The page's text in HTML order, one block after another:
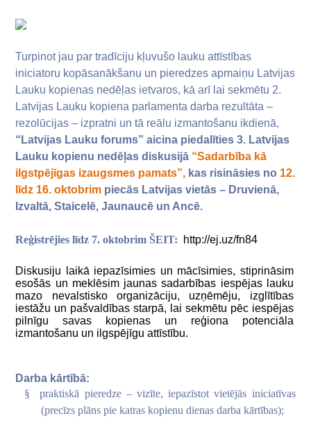
Turpinot jau par tradīciju kļuvušo lauku attīstības
iniciatoru kopāsanākšanu un pieredzes apmaiņu Latvijas
Lauku kopienas nedēļas ietvaros, kā arī lai sekmētu 2.
Latvijas Lauku kopiena parlamenta darba rezultāta –
rezolūcijas – izpratni un tā reālu izmantošanu ikdienā,
“Latvijas Lauku forums” aicina piedalīties 3. Latvijas
Lauku kopienu nedēļas diskusijā “Sadarbība kā
ilgstpējīgas izaugsmes pamats”, kas risināsies no 12.
līdz 16. oktobrim piecās Latvijas vietās – Druvienā,
Izvaltā, Staicelē, Jaunaucē un Ancē.
Reģistrējies līdz 7. oktobrim ŠEIT: http://ej.uz/fn84
Diskusiju laikā iepazīsimies un mācīsimies, stiprināsim
esošās un meklēsim jaunas sadarbības iespējas lauku
mazo nevalstisko organizāciju, uzņēmēju, izglītības
iestāžu un pašvaldības starpā, lai sekmētu pēc iespējas
pilnīgu savas kopienas un reģiona potenciāla
izmantošanu un ilgspējīgu attīstību.
Darba kārtībā:
§
praktiskā pieredze – vizīte, iepazīstot vietējās iniciatīvas
(precīzs plāns pie katras kopienu dienas darba kārtības);